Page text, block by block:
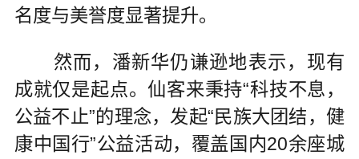
名度与美誉度显著提升。
然而，潘新华仍谦逊地表示，现有
成就仅是起点。仙客来秉持“科技不息，
公益不止”的理念，发起“民族大团结，健
康中国行”公益活动，覆盖国内20余座城